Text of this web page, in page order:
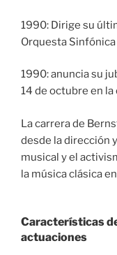
1990: Dirige su
Orquesta
1990: anuncia su
14 de octubre en la
La carrera de
desde la dirección
musical y el
la música clásica
Características
actuaciones